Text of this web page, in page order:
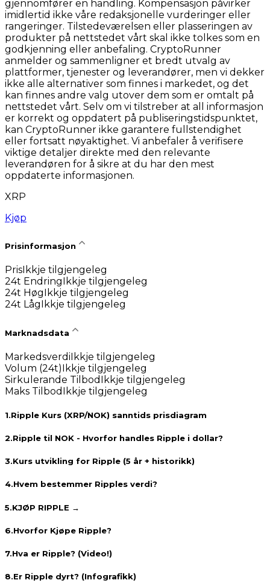
gjennomfører en handling. Kompensasjon påvirker
imidlertid ikke våre redaksjonelle vurderinger eller
rangeringer. Tilstedeværelsen eller plasseringen av
produkter på nettstedet vårt skal ikke tolkes som en
godkjenning eller anbefaling. CryptoRunner
anmelder og sammenligner et bredt utvalg av
plattformer, tjenester og leverandører, men vi dekker
ikke alle alternativer som finnes i markedet, og det
kan finnes andre valg utover dem som er omtalt på
nettstedet vårt. Selv om vi tilstreber at all informasjon
er korrekt og oppdatert på publiseringstidspunktet,
kan CryptoRunner ikke garantere fullstendighet
eller fortsatt nøyaktighet. Vi anbefaler å verifisere
viktige detaljer direkte med den relevante
leverandøren for å sikre at du har den mest
oppdaterte informasjonen.
XRP
Kjøp
Prisinformasjon
Pris Ikkje tilgjengeleg
24t Endring Ikkje tilgjengeleg
24t Høg Ikkje tilgjengeleg
24t Låg Ikkje tilgjengeleg
Marknadsdata
MarkedsverdiIkkje tilgjengeleg
Volum (24t)Ikkje tilgjengeleg
Sirkulerande Tilbod Ikkje tilgjengeleg
Maks Tilbod Ikkje tilgjengeleg
1.Ripple Kurs (XRP/NOK) sanntids prisdiagram
2.Ripple til NOK - Hvorfor handles Ripple i dollar?
3.Kurs utvikling for Ripple (5 år + historikk)
4.Hvem bestemmer Ripples verdi?
5.KJØP RIPPLE →
6.Hvorfor Kjøpe Ripple?
7.Hva er Ripple? (Video!)
8.Er Ripple dyrt? (Infografikk)